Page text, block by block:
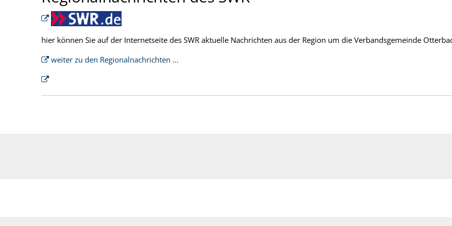
hier können Sie auf der Internetseite des SWR aktuelle Nachrichten aus der Region um die Verbandsgemeinde
weiter zu den Regionalnachrichten ...